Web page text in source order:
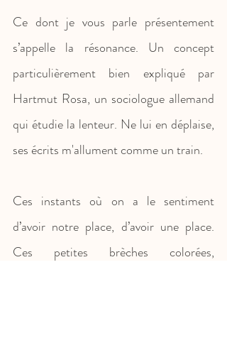
Ce dont je vous parle présentement
s’appelle la résonance. Un concept
particulièrement bien expliqué par
Hartmut Rosa, un sociologue allemand
qui étudie la lenteur. Ne lui en déplaise,
ses écrits m'allument comme un train.
Ces instants où on a le sentiment
d’avoir notre place, d’avoir une place.
Ces petites brèches colorées,